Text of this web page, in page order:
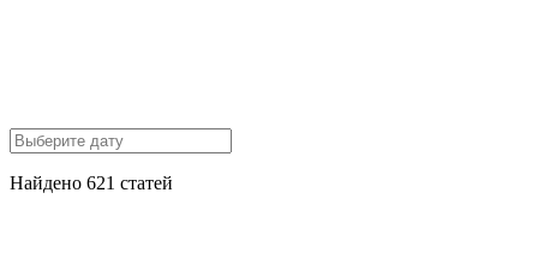
Найдено 621 статей